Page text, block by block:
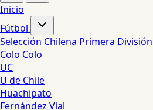
Inicio
Fútbol
Selección Chilena Primera División
Colo Colo
UC
U de Chile
Huachipato
Fernández Vial